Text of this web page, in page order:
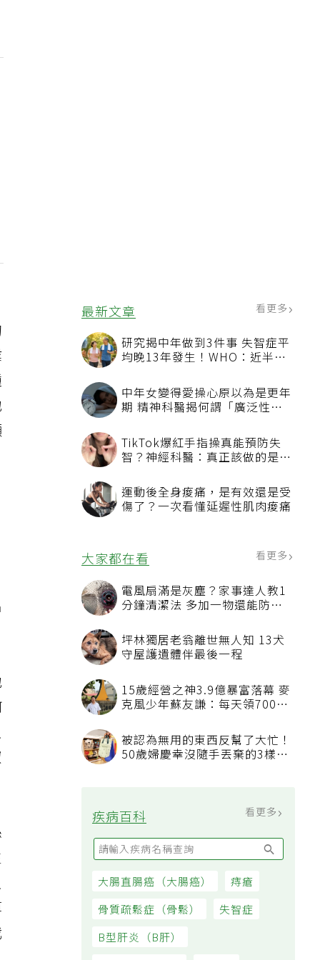
最新文章 看更多
研究揭中年做到3件事 失智症平
均晚13年發生！WHO：近半風
中年女變得愛操心原以為是更年
期 精神科醫揭何謂「廣泛性焦
TikTok爆紅手指操真能預防失
智？神經科醫：真正該做的是4
運動後全身痠痛，是有效還是受
傷了？一次看懂延遲性肌肉痠痛
大家都在看
電風扇滿是灰塵？家事達人教1
分鐘清潔法 多加一物還能防髒
坪林獨居老翁離世無人知 13犬
守屋護遺體伴最後一程
15歲經營之神3.9億暴富落幕 麥
克風少年蘇友謙：每天領700元
被認為無用的東西反幫了大忙！
50歲婦慶幸沒隨手丟棄的3樣物
疾病百科